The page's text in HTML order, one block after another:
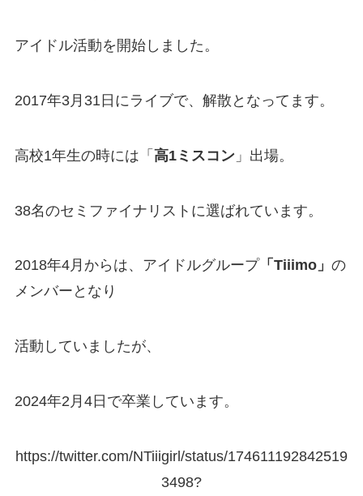
アイドル活動を開始しました。
2017年3月31日にライブで、解散となってます。
高校1年生の時には「 高1ミスコン」出場。
38名のセミファイナリストに選ばれています。
2018年4月からは、アイドルグループ「Tiiimo」 の
メンバーとなり
活動していましたが、
2024年2月4日で卒業しています。
https://twitter.com/NTiiigirl/status/174611192842519
3498?